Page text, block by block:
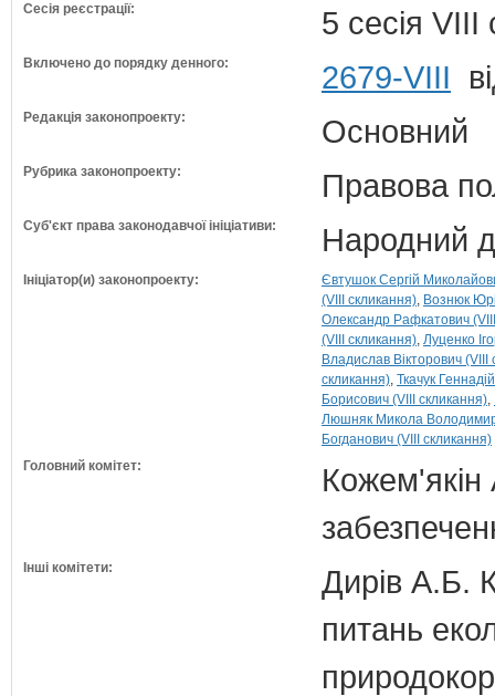
Сесія реєстрації: 5 сесія VIII
Включено до порядку денного: 2679-VIII
Редакція законопроекту: Основний
Рубрика законопроекту: Правова
Суб'єкт права законодавчої ініціативи: Народний
Ініціатор(и) законопроекту:
Євтушок Сергій
(VIII скликання) Вознюк
Олександр Рафкатович
(VIII скликання) Луценко
Владислав Вікторович (VIII
скликання) Ткачук
Борисович (VIII скликання)
Люшняк Микола
Богданович (VIII скликання)
Головний комітет:
Кожем'якін
Інші комітети:
Дирів А.Б.
питань